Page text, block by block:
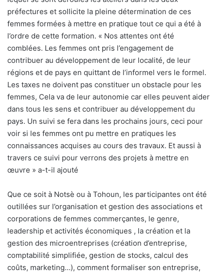
préfectures et sollicite la pleine détermination de ces
femmes formées à mettre en pratique tout ce qui a été à
l’ordre de cette formation. « Nos attentes ont été
comblées. Les femmes ont pris l’engagement de
contribuer au développement de leur localité, de leur
régions et de pays en quittant de l’informel vers le formel.
Les taxes ne doivent pas constituer un obstacle pour les
femmes, Cela va de leur autonomie car elles peuvent aider
dans tous les sens et contribuer au développement du
pays. Un suivi se fera dans les prochains jours, ceci pour
voir si les femmes ont pu mettre en pratiques les
connaissances acquises au cours des travaux. Et aussi à
travers ce suivi pour verrons des projets à mettre en
œuvre » a-t-il ajouté
Que ce soit à Notsè ou à Tohoun, les participantes ont été
outillées sur l’organisation et gestion des associations et
corporations de femmes commerçantes, le genre,
leadership et activités économiques , la création et la
gestion des microentreprises (création d’entreprise,
comptabilité simplifiée, gestion de stocks, calcul des
coûts, marketing…), comment formaliser son entreprise,